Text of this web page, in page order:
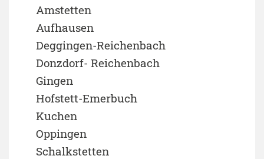
Amstetten
Aufhausen
Deggingen-Reichenbach
Donzdorf- Reichenbach
Gingen
Hofstett-Emerbuch
Kuchen
Oppingen
Schalkstetten